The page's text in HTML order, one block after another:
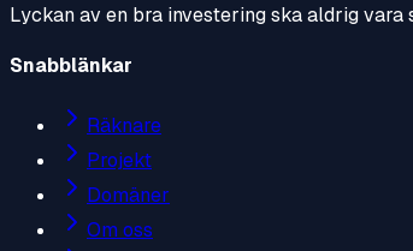
Lyckan av en bra investering ska aldrig
Snabblänkar
Räknare
Projekt
Domäner
Om oss